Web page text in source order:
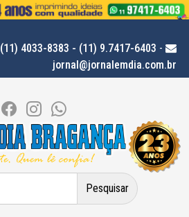
(11) 4033-8383 - (11) 9.7417-6403 -
jornal@jornalemdia.com.br